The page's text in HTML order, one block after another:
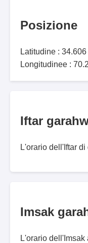
Posizione
Latitudine : 34.606
Longitudinee :
Iftar
L'orario dell'Iftar
Imsak
L'orario